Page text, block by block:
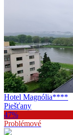
Hotel Magnólia****
Piešťany
47%
Problémové